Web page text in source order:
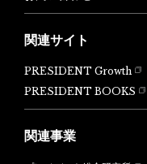
関連サイト
PRESIDENT Growth
PRESIDENT BOOKS
関連事業